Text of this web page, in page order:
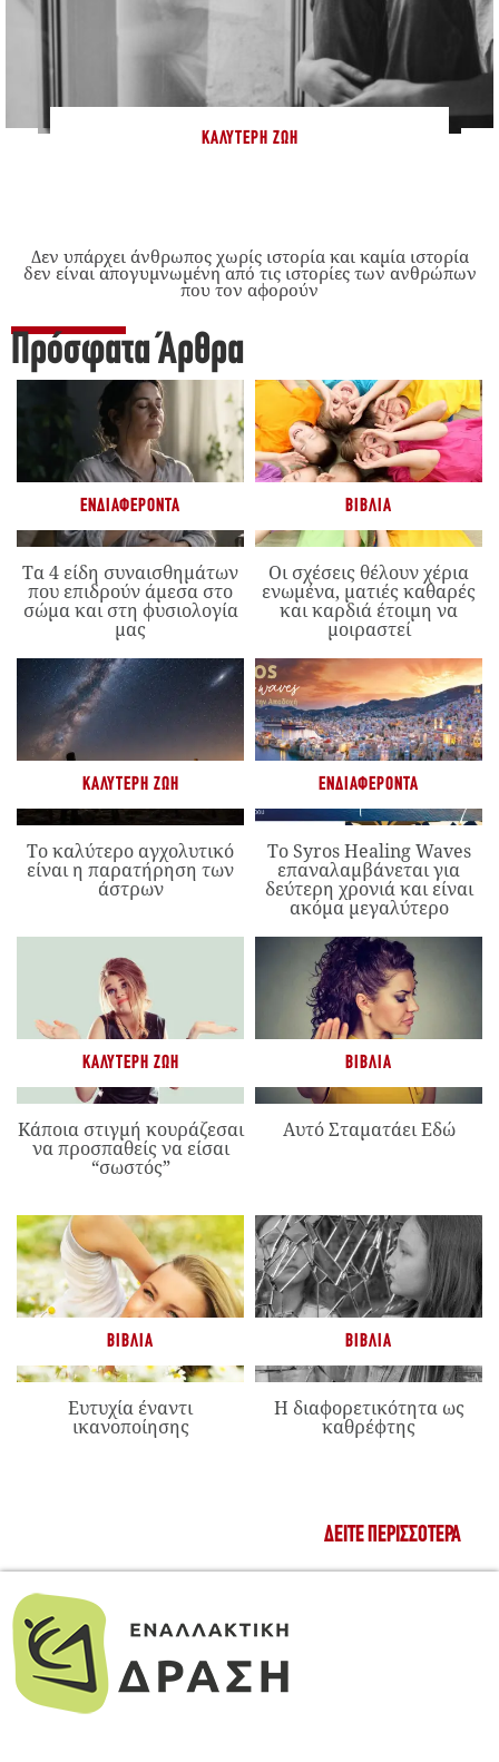
ΚΑΛΎΤΕΡΗ ΖΩΉ
Δεν υπάρχει άνθρωπος χωρίς ιστορία και καμία ιστορία
δεν είναι απογυμνωμένη από τις ιστορίες των ανθρώπων
που τον αφορούν
Πρόσφατα Άρθρα
ΕΝΔΙΑΦΈΡΟΝΤΑ
Τα 4 είδη συναισθημάτων
που επιδρούν άμεσα στο
σώμα και στη φυσιολογία
μας
ΒΙΒΛΊΑ
Οι σχέσεις θέλουν χέρια
ενωμένα, ματιές καθαρές
και καρδιά έτοιμη να
μοιραστεί
ΚΑΛΎΤΕΡΗ ΖΩΉ
Το καλύτερο αγχολυτικό
είναι η παρατήρηση των
άστρων
ΕΝΔΙΑΦΈΡΟΝΤΑ
Το Syros Healing Waves
επαναλαμβάνεται για
δεύτερη χρονιά και είναι
ακόμα μεγαλύτερο
ΚΑΛΎΤΕΡΗ ΖΩΉ
Κάποια στιγμή κουράζεσαι
να προσπαθείς να είσαι
“σωστός”
ΒΙΒΛΊΑ
Αυτό Σταματάει Εδώ
ΒΙΒΛΊΑ
Ευτυχία έναντι
ικανοποίησης
ΒΙΒΛΊΑ
Η διαφορετικότητα ως
καθρέφτης
ΔΕΊΤΕ ΠΕΡΙΣΣΌΤΕΡΑ